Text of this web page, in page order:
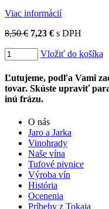
Viac informácií
8,50 € 7,23 € s DPH
Vložiť do košíka
Ľutujeme, podľa Vami
tovar. Skúste upraviť
inú frázu.
O nás
Jaro a Jarka
Vinohrady
Naše vína
Tufové pivnice
Výroba vín
História
Ocenenia
Príbehy z Tokaja